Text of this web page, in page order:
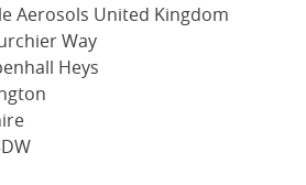
Aerosols United Kingdom
Way
Heys